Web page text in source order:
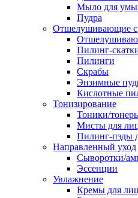
Мыло для
Пудра
Отшелушивающие
Пилинг-
Пилинги
Скрабы
Энзимные
Кислотные
Тонизирование
Тоники/
Мисты для
Пилинг-пэды
Направленный уход
Сыворотки/
Эссенции
Увлажнение
Кремы для